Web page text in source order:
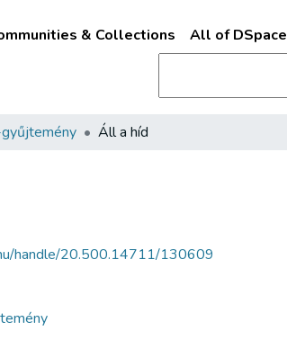
& Collections All of DSpace
Áll a híd
handle/20.500.14711/130609